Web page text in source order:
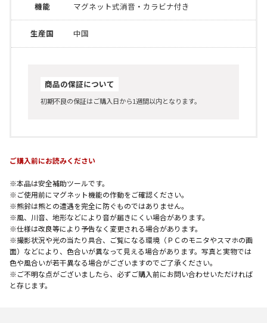
機能 マグネット式消音・カラビナ付き
生産国 中国
商品の保証について
初期不良の保証はご購入日から1週間以内となります。
ご購入前にお読みください
※本品は安全補助ツールです。
※ご使用前にマグネット機能の作動をご確認ください。
※熊鈴は熊との遭遇を完全に防ぐものではありません。
※風、川音、地形などにより音が届きにくい場合があります。
※仕様は改良等により予告なく変更される場合があります。
※撮影状況や光の当たり具合、ご覧になる環境（ＰＣのモニタやスマホの画
面）などにより、色合いが異なって見える場合があります。写真と実物では
色や風合いが若干異なる場合がございますのでご了承ください。
※ご不明な点がございましたら、必ずご購入前にお問い合わせいただければ
と存じます。